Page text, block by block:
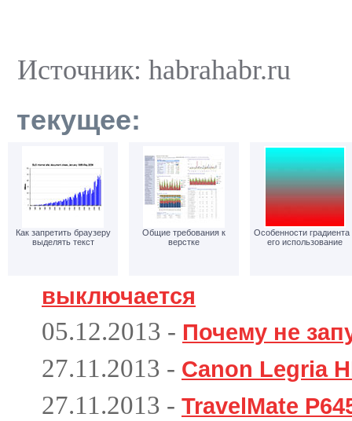
Источник: habrahabr.ru
текущее:
Как запретить браузеру
выделять текст
Общие требования к
верстке
Особенности градиента
его использование
выключается
05.12.2013 - Почему не
27.11.2013 - Canon Legria
27.11.2013 - TravelMate